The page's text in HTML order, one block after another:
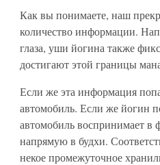
Как вы понимаете, наш
количество информации.
глаза, уши йогина также
достигают этой границы
Если же эта информация
автомобиль. Если же йогин
автомобиль воспринимает в
напрямую в будхи.
некое промежуточное